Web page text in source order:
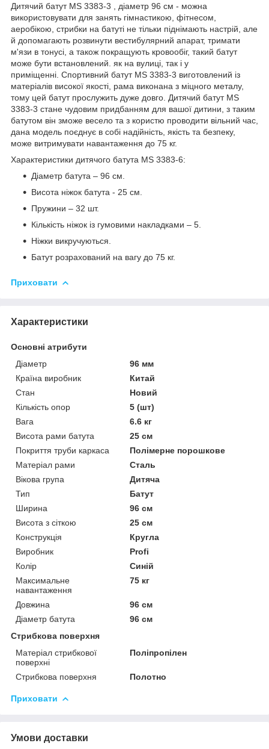
Дитячий батут MS 3383-3 , діаметр 96 см - можна
використовувати для занять гімнастикою, фітнесом,
аеробікою, стрибки на батуті не тільки піднімають настрій, але
й допомагають розвинути вестибулярний апарат, тримати
м'язи в тонусі, а також покращують кровообіг, такий батут
може бути встановлений. як на вулиці, так і у
приміщенні. Спортивний батут MS 3383-3 виготовлений із
матеріалів високої якості, рама виконана з міцного металу,
тому цей батут прослужить дуже довго. Дитячий батут MS
3383-3 стане чудовим придбанням для вашої дитини, з таким
батутом він зможе весело та з користю проводити вільний час,
дана модель поєднує в собі надійність, якість та безпеку,
може витримувати навантаження до 75 кг.
Характеристики дитячого батута MS 3383-6:
Діаметр батута – 96 см.
Висота ніжок батута - 25 см.
Пружини – 32 шт.
Кількість ніжок із гумовими накладками – 5.
Ніжки викручуються.
Батут розрахований на вагу до 75 кг.
Приховати
Характеристики
Основні атрибути
Діаметр
96 мм
Країна виробник
Китай
Стан
Новий
Кількість опор
5 (шт)
Вага
6.6 кг
Висота рами батута
25 см
Покриття труби каркаса
Полімерне порошкове
Матеріал рами
Сталь
Вікова група
Дитяча
Тип
Батут
Ширина
96 см
Висота з сіткою
25 см
Конструкція
Кругла
Виробник
Profi
Колір
Синій
Максимальне
навантаження
75 кг
Довжина
96 см
Діаметр батута
96 см
Стрибкова поверхня
Матеріал стрибкової
поверхні
Поліпропілен
Стрибкова поверхня Полотно
Приховати
Умови доставки